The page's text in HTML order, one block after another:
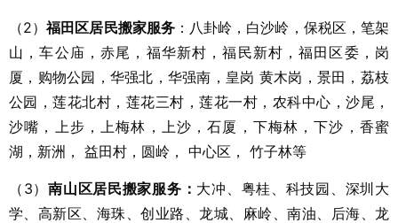
（2）福田区居民搬家服务：八卦岭，白沙岭，保税区，笔架
山，车公庙，赤尾，福华新村，福民新村，福田区委，岗
厦，购物公园，华强北，华强南，皇岗 黄木岗，景田，荔枝
公园，莲花北村，莲花三村，莲花一村，农科中心，沙尾，
沙嘴，上步，上梅林，上沙，石厦，下梅林，下沙，香蜜
湖，新洲， 益田村，圆岭， 中心区， 竹子林等
（3）南山区居民搬家服务： 大冲、粤桂、科技园、深圳大
学、高新区、海珠、创业路、龙城、麻岭、南油、后海、龙